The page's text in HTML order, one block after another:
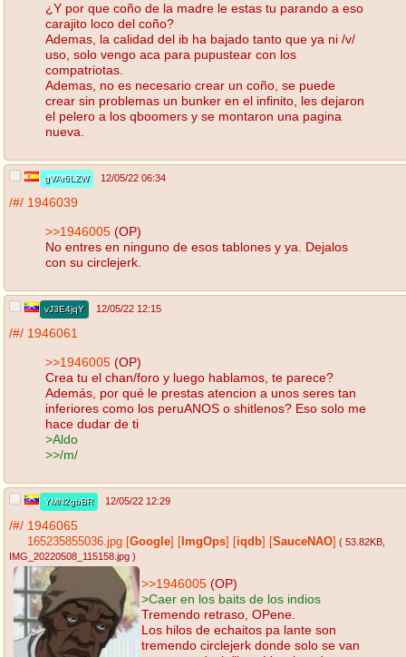
¿Y por que coño de la madre le estas tu parando a eso
carajito loco del coño?
Ademas, la calidad del ib ha bajado tanto que ya ni /v/
uso, solo vengo aca para pupustear con los
compatriotas.
Ademas, no es necesario crear un coño, se puede
crear sin problemas un bunker en el infinito, les dejaron
el pelero a los qboomers y se montaron una pagina
nueva.
gVAr6LZW 12/05/22 06:34
/#/ 1946039
>>1946005 (OP)
No entres en ninguno de esos tablones y ya. Dejalos
con su circlejerk.
vJ3E4jqY 12/05/22 12:15
/#/ 1946061
>>1946005 (OP)
Crea tu el chan/foro y luego hablamos, te parece?
Además, por qué le prestas atencion a unos seres tan
inferiores como los peruANOS o shitlenos? Eso solo me
hace dudar de ti
>Aldo
>>/m/
YMN2gbBR 12/05/22 12:29
/#/ 1946065
165235855036.jpg Google ImgOps iqdb SauceNAO ( 53.82KB
IMG_20220508_115158.jpg )
>>1946005 (OP)
>Caer en los baits de los indios
Tremendo retraso, OPene.
Los hilos de echaitos pa lante son
tremendo circlejerk donde solo se van